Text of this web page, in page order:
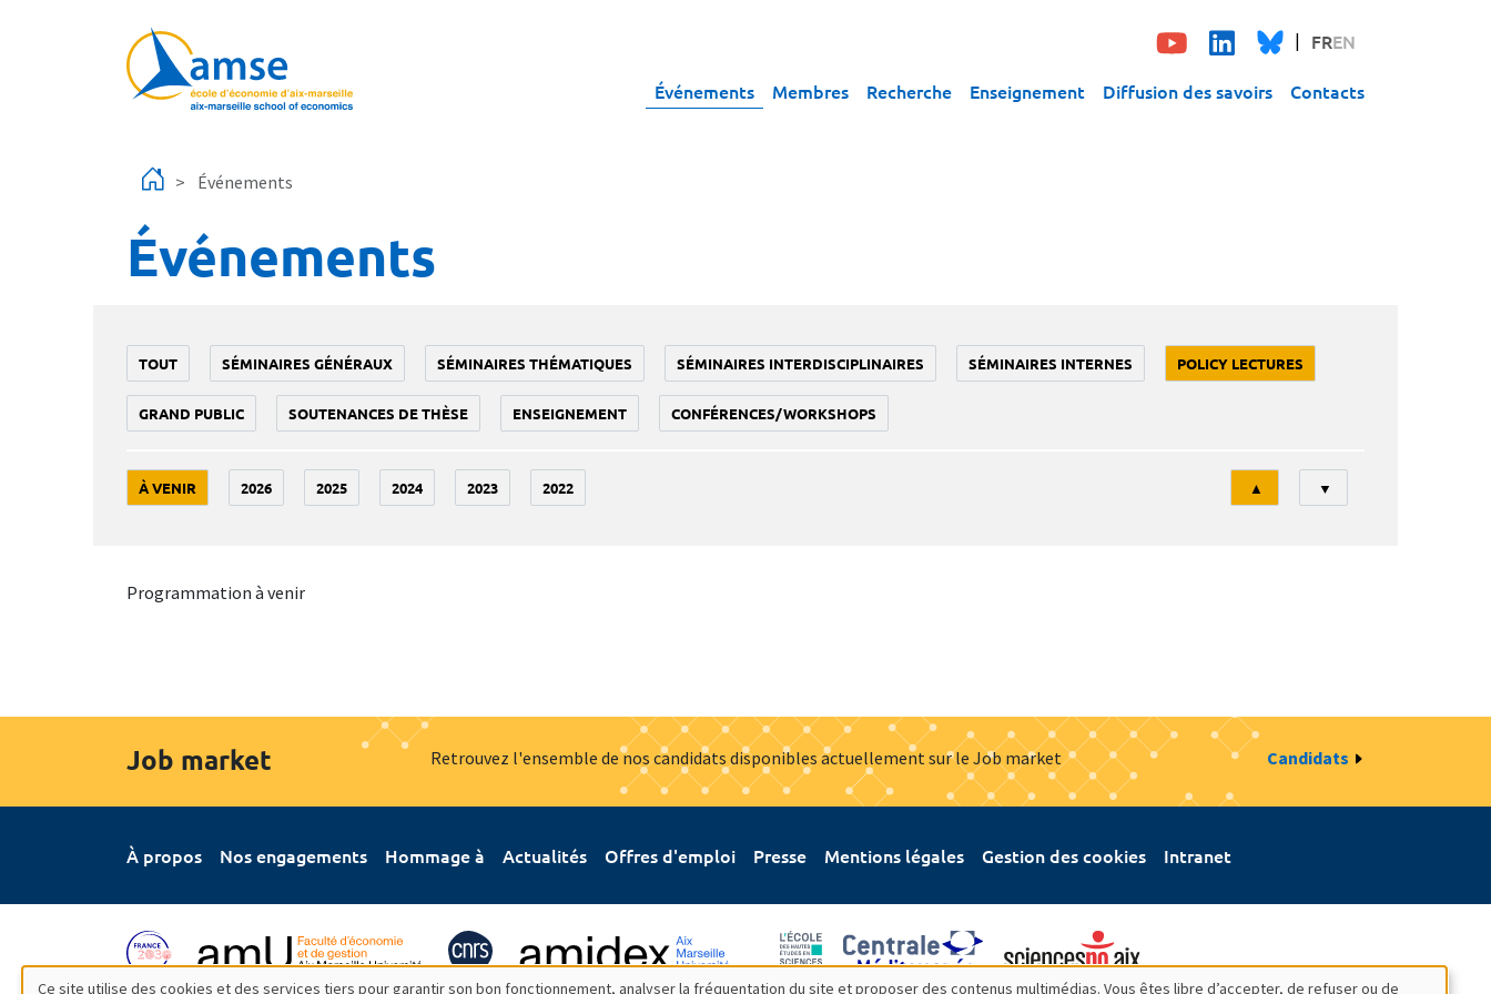
FREN
Événements Membres Recherche Enseignement Diffusion des savoirs Contacts
Événements
Événements
TOUT SÉMINAIRES GÉNÉRAUX SÉMINAIRES THÉMATIQUES SÉMINAIRES INTERDISCIPLINAIRES SÉMINAIRES INTERNES POLICY LECTURES
GRAND PUBLIC SOUTENANCES DE THÈSE ENSEIGNEMENT CONFÉRENCES/WORKSHOPS
À VENIR 2026 2025 2024 2023 2022
Tri
▲ ▼
Programmation à venir
Job market Retrouvez l'ensemble de nos candidats disponibles actuellement sur le Job market Candidats
À propos Nos engagements Hommage à Actualités Offres d'emploi Presse Mentions légales Gestion des cookies Intranet
Ce site utilise des cookies et des services tiers pour garantir son bon fonctionnement, analyser la fréquentation du site et proposer des contenus multimédias. Vous êtes libre d’accepter, de refuser ou de